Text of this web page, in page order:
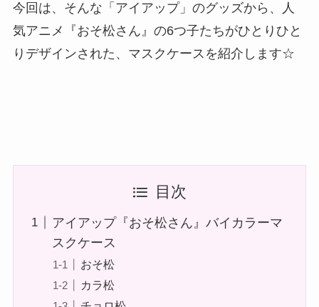
今回は、そんな「アイアップ」のグッズから、人
気アニメ『おそ松さん』の6つ子たちがひとりひと
りデザインされた、マスクケースを紹介します☆
目次
アイアップ『おそ松さん』バイカラーマ
スクケース
おそ松
カラ松